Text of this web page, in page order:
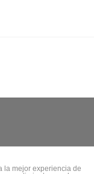
la mejor experiencia de